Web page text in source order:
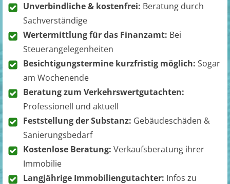
Unverbindliche & kostenfrei: Beratung durch
Sachverständige
Wertermittlung für das Finanzamt: Bei
Steuerangelegenheiten
Besichtigungstermine kurzfristig möglich: Sogar
am Wochenende
Beratung zum Verkehrswertgutachten:
Professionell und aktuell
Feststellung der Substanz: Gebäudeschäden &
Sanierungsbedarf
Kostenlose Beratung: Verkaufsberatung ihrer
Immobilie
Langjährige Immobiliengutachter: Infos zu